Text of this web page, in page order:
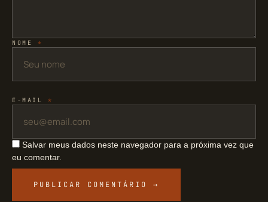
NOME *
E-MAIL *
Salvar meus dados neste navegador para a próxima vez que
eu comentar.